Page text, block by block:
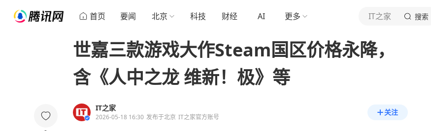
首页 要闻 北京 科技 财经 AI 更多 IT之家 搜索
世嘉三款游戏大作Steam国区价格永降，
含《人中之龙 维新！极》等
IT之家
2026-05-18 16:30 发布于北京 IT之家官方账号
关注